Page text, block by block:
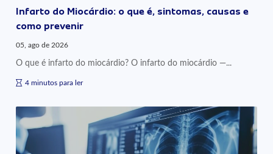
Infarto do Miocárdio: o que é, sintomas, causas e
como prevenir
05, ago de 2026
O que é infarto do miocárdio? O infarto do miocárdio —...
4 minutos para ler